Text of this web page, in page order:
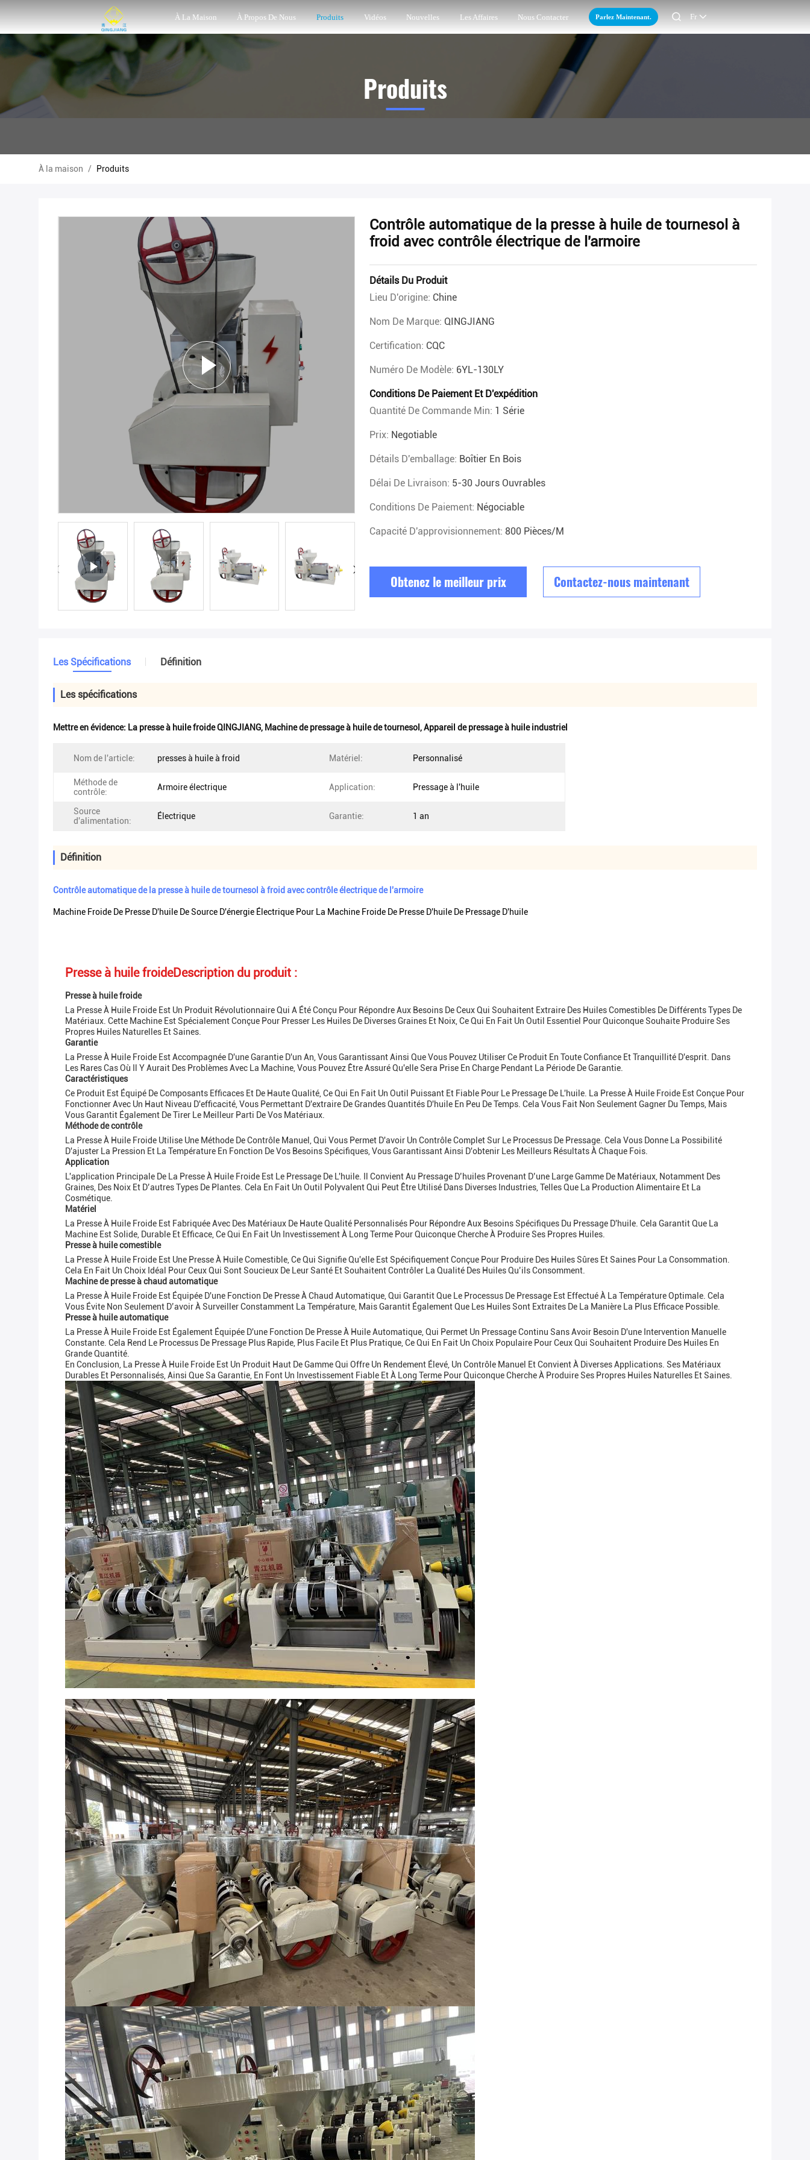
À La Maison À Propos De Nous Produits Vidéos Nouvelles Les Affaires Nous Contacter Parlez Maintenant.  Fr
Produits
À la maison / Produits
Contrôle automatique de la presse à huile de tournesol à
froid avec contrôle électrique de l'armoire
Détails Du Produit
Lieu D'origine: Chine
Nom De Marque: QINGJIANG
Certification: CQC
Numéro De Modèle: 6YL-130LY
Conditions De Paiement Et D'expédition
Quantité De Commande Min: 1 Série
Prix: Negotiable
Détails D'emballage: Boîtier En Bois
Délai De Livraison: 5-30 Jours Ouvrables
Conditions De Paiement: Négociable
Capacité D'approvisionnement: 800 Pièces/m
Obtenez le meilleur prix Contactez-nous maintenant
Les Spécifications Définition
Les spécifications
Mettre en évidence: La presse à huile froide QINGJIANG, Machine de pressage à huile de tournesol ,Appareil de pressage à huile industriel
Nom de l'article: presses à huile à froid Matériel: Personnalisé
Méthode de
contrôle:
Armoire électrique Application: Pressage à l'huile
Source
d'alimentation:
Électrique Garantie: 1 an
Définition
Contrôle automatique de la presse à huile de tournesol à froid avec contrôle électrique de l'armoire
Machine Froide De Presse D'huile De Source D'énergie Électrique Pour La Machine Froide De Presse D'huile De Pressage D'huile
Presse à huile froideDescription du produit :
Presse à huile froide
La Presse À Huile Froide Est Un Produit Révolutionnaire Qui A Été Conçu Pour Répondre Aux Besoins De Ceux Qui Souhaitent Extraire Des Huiles Comestibles De Différents Types De
Matériaux. Cette Machine Est Spécialement Conçue Pour Presser Les Huiles De Diverses Graines Et Noix, Ce Qui En Fait Un Outil Essentiel Pour Quiconque Souhaite Produire Ses
Propres Huiles Naturelles Et Saines.
Garantie
La Presse À Huile Froide Est Accompagnée D'une Garantie D'un An, Vous Garantissant Ainsi Que Vous Pouvez Utiliser Ce Produit En Toute Confiance Et Tranquillité D'esprit. Dans
Les Rares Cas Où Il Y Aurait Des Problèmes Avec La Machine, Vous Pouvez Être Assuré Qu'elle Sera Prise En Charge Pendant La Période De Garantie.
Caractéristiques
Ce Produit Est Équipé De Composants Efficaces Et De Haute Qualité, Ce Qui En Fait Un Outil Puissant Et Fiable Pour Le Pressage De L'huile. La Presse À Huile Froide Est Conçue Pour
Fonctionner Avec Un Haut Niveau D'efficacité, Vous Permettant D'extraire De Grandes Quantités D'huile En Peu De Temps. Cela Vous Fait Non Seulement Gagner Du Temps, Mais
Vous Garantit Également De Tirer Le Meilleur Parti De Vos Matériaux.
Méthode de contrôle
La Presse À Huile Froide Utilise Une Méthode De Contrôle Manuel, Qui Vous Permet D'avoir Un Contrôle Complet Sur Le Processus De Pressage. Cela Vous Donne La Possibilité
D'ajuster La Pression Et La Température En Fonction De Vos Besoins Spécifiques, Vous Garantissant Ainsi D'obtenir Les Meilleurs Résultats À Chaque Fois.
Application
L'application Principale De La Presse À Huile Froide Est Le Pressage De L'huile. Il Convient Au Pressage D’huiles Provenant D’une Large Gamme De Matériaux, Notamment Des
Graines, Des Noix Et D’autres Types De Plantes. Cela En Fait Un Outil Polyvalent Qui Peut Être Utilisé Dans Diverses Industries, Telles Que La Production Alimentaire Et La
Cosmétique.
Matériel
La Presse À Huile Froide Est Fabriquée Avec Des Matériaux De Haute Qualité Personnalisés Pour Répondre Aux Besoins Spécifiques Du Pressage D'huile. Cela Garantit Que La
Machine Est Solide, Durable Et Efficace, Ce Qui En Fait Un Investissement À Long Terme Pour Quiconque Cherche À Produire Ses Propres Huiles.
Presse à huile comestible
La Presse À Huile Froide Est Une Presse À Huile Comestible, Ce Qui Signifie Qu'elle Est Spécifiquement Conçue Pour Produire Des Huiles Sûres Et Saines Pour La Consommation.
Cela En Fait Un Choix Idéal Pour Ceux Qui Sont Soucieux De Leur Santé Et Souhaitent Contrôler La Qualité Des Huiles Qu’ils Consomment.
Machine de presse à chaud automatique
La Presse À Huile Froide Est Équipée D'une Fonction De Presse À Chaud Automatique, Qui Garantit Que Le Processus De Pressage Est Effectué À La Température Optimale. Cela
Vous Évite Non Seulement D’avoir À Surveiller Constamment La Température, Mais Garantit Également Que Les Huiles Sont Extraites De La Manière La Plus Efficace Possible.
Presse à huile automatique
La Presse À Huile Froide Est Également Équipée D'une Fonction De Presse À Huile Automatique, Qui Permet Un Pressage Continu Sans Avoir Besoin D'une Intervention Manuelle
Constante. Cela Rend Le Processus De Pressage Plus Rapide, Plus Facile Et Plus Pratique, Ce Qui En Fait Un Choix Populaire Pour Ceux Qui Souhaitent Produire Des Huiles En
Grande Quantité.
En Conclusion, La Presse À Huile Froide Est Un Produit Haut De Gamme Qui Offre Un Rendement Élevé, Un Contrôle Manuel Et Convient À Diverses Applications. Ses Matériaux
Durables Et Personnalisés, Ainsi Que Sa Garantie, En Font Un Investissement Fiable Et À Long Terme Pour Quiconque Cherche À Produire Ses Propres Huiles Naturelles Et Saines.